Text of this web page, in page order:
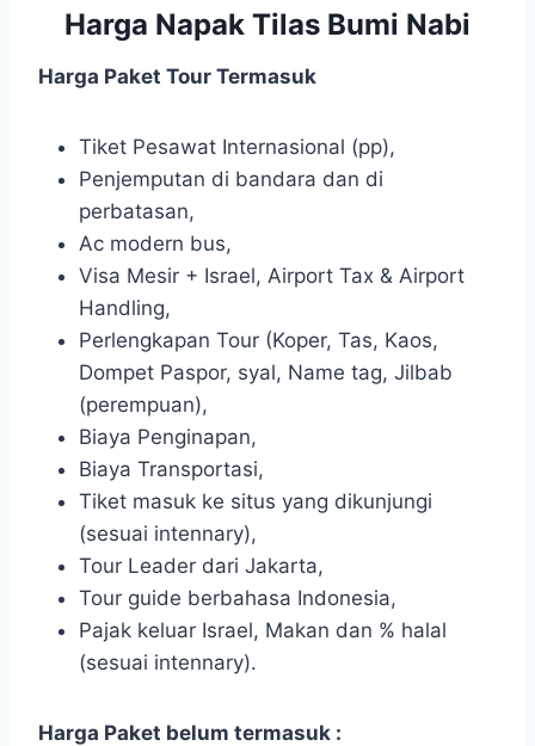
Harga Napak Tilas Bumi Nabi
Harga Paket Tour Termasuk
Tiket Pesawat Internasional (pp),
Penjemputan di bandara dan di
perbatasan,
Ac modern bus,
Visa Mesir + Israel, Airport Tax & Airport
Handling,
Perlengkapan Tour (Koper, Tas, Kaos,
Dompet Paspor, syal, Name tag, Jilbab
(perempuan),
Biaya Penginapan,
Biaya Transportasi,
Tiket masuk ke situs yang dikunjungi
(sesuai intennary),
Tour Leader dari Jakarta,
Tour guide berbahasa Indonesia,
Pajak keluar Israel, Makan dan % halal
(sesuai intennary).
Harga Paket belum termasuk :